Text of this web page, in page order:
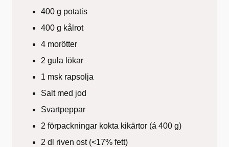
400 g potatis
400 g kålrot
4 morötter
2 gula lökar
1 msk rapsolja
Salt med jod
Svartpeppar
2 förpackningar kokta kikärtor (á 400 g)
2 dl riven ost (<17% fett)